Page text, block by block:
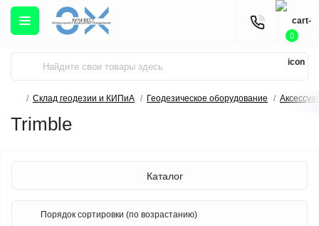
0
Склад геодезии и КИПиА Геодезическое оборудование
Trimble
Каталог